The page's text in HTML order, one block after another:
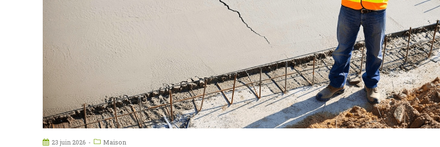
23 juin 2026 Maison